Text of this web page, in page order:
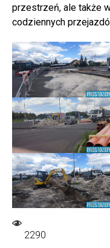
przestrzeń, ale także
codziennych
2290